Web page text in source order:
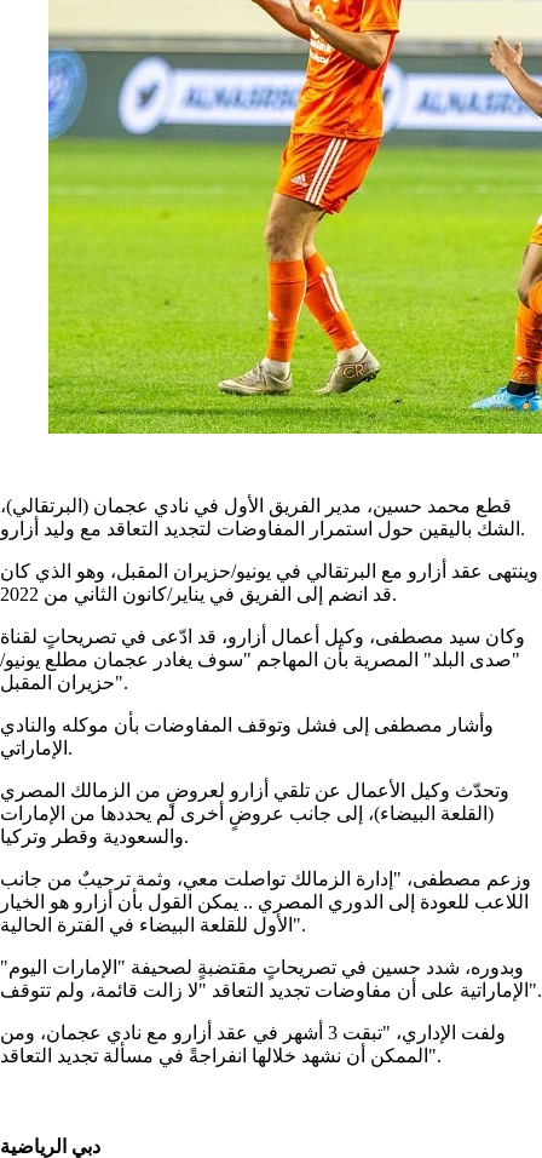
قطع محمد حسين، مدير الفريق الأول في نادي عجمان (البرتقالي)،
الشك باليقين حول استمرار المفاوضات لتجديد التعاقد مع وليد أزارو.
وينتهى عقد أزارو مع البرتقالي في يونيو/حزيران المقبل، وهو الذي كان
قد انضم إلى الفريق في يناير/كانون الثاني من 2022.
وكان سيد مصطفى، وكيل أعمال أزارو، قد ادّعى في تصريحاتٍ لقناة
"صدى البلد" المصرية بأن المهاجم "سوف يغادر عجمان مطلع يونيو/
حزيران المقبل".
وأشار مصطفى إلى فشل وتوقف المفاوضات بأن موكله والنادي
الإماراتي.
وتحدّث وكيل الأعمال عن تلقي أزارو لعروضٍ من الزمالك المصري
(القلعة البيضاء)، إلى جانب عروضٍ أخرى لم يحددها من الإمارات
والسعودية وقطر وتركيا.
وزعم مصطفى، "إدارة الزمالك تواصلت معي، وثمة ترحيبٌ من جانب
اللاعب للعودة إلى الدوري المصري .. يمكن القول بأن أزارو هو الخيار
الأول للقلعة البيضاء في الفترة الحالية".
وبدوره، شدد حسين في تصريحاتٍ مقتضبةٍ لصحيفة "الإمارات اليوم"
الإماراتية على أن مفاوضات تجديد التعاقد "لا زالت قائمة، ولم تتوقف".
ولفت الإداري، "تبقت 3 أشهر في عقد أزارو مع نادي عجمان، ومن
الممكن أن نشهد خلالها انفراجةً في مسألة تجديد التعاقد".
دبي الرياضية